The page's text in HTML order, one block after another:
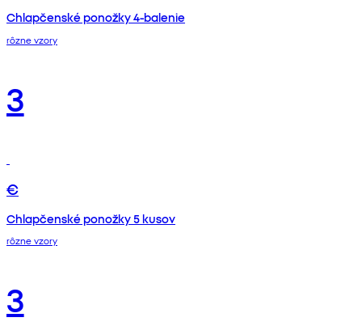
Chlapčenské ponožky 4-balenie
rôzne vzory
3
€
Chlapčenské ponožky 5 kusov
rôzne vzory
3